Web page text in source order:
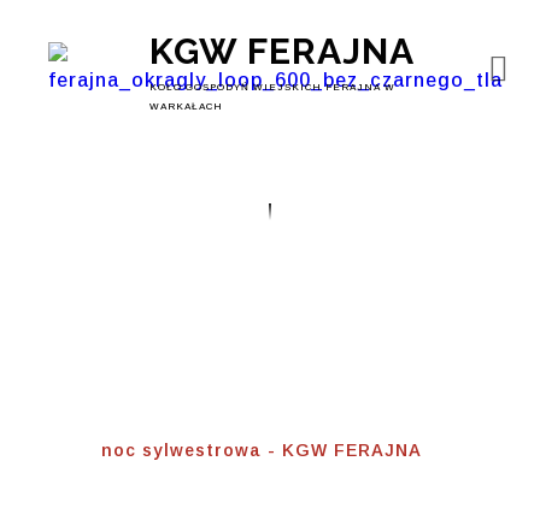
KGW FERAJNA
KOŁO GOSPODYŃ WIEJSKICH FERAJNA W
WARKAŁACH
noc sylwestrowa - KGW FERAJNA